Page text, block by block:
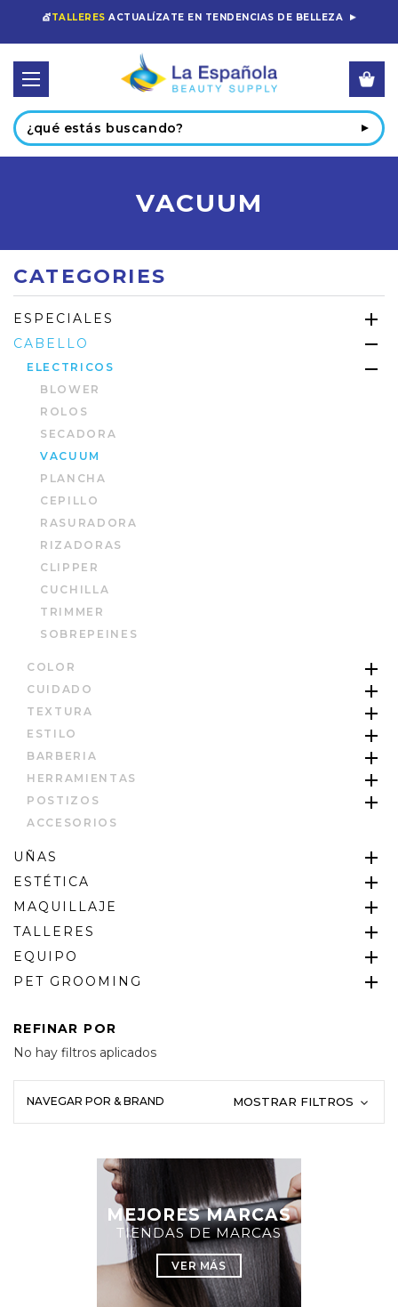
💇TALLERES ACTUALÍZATE EN TENDENCIAS DE BELLEZA
Buscar
VACUUM
CATEGORIES
ESPECIALES
CABELLO
ELECTRICOS
BLOWER
ROLOS
SECADORA
VACUUM
PLANCHA
CEPILLO
RASURADORA
RIZADORAS
CLIPPER
CUCHILLA
TRIMMER
SOBREPEINES
COLOR
CUIDADO
TEXTURA
ESTILO
BARBERIA
HERRAMIENTAS
POSTIZOS
ACCESORIOS
UÑAS
ESTÉTICA
MAQUILLAJE
TALLERES
EQUIPO
PET GROOMING
REFINAR POR
No hay filtros aplicados
NAVEGAR POR & BRAND MOSTRAR FILTROS
MEJORES MARCAS
TIENDAS DE MARCAS
VER MÁS